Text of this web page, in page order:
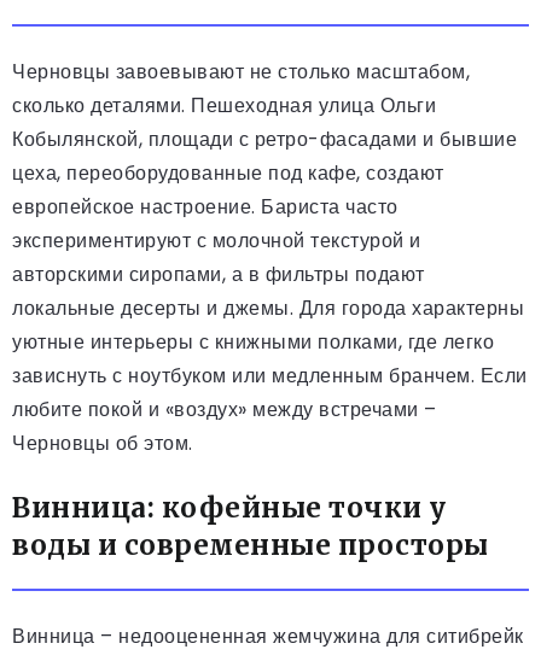
Черновцы завоевывают не столько масштабом,
сколько деталями. Пешеходная улица Ольги
Кобылянской, площади с ретро-фасадами и бывшие
цеха, переоборудованные под кафе, создают
европейское настроение. Бариста часто
экспериментируют с молочной текстурой и
авторскими сиропами, а в фильтры подают
локальные десерты и джемы. Для города характерны
уютные интерьеры с книжными полками, где легко
зависнуть с ноутбуком или медленным бранчем. Если
любите покой и «воздух» между встречами –
Черновцы об этом.
Винница: кофейные точки у
воды и современные просторы
Винница – недооцененная жемчужина для ситибрейк